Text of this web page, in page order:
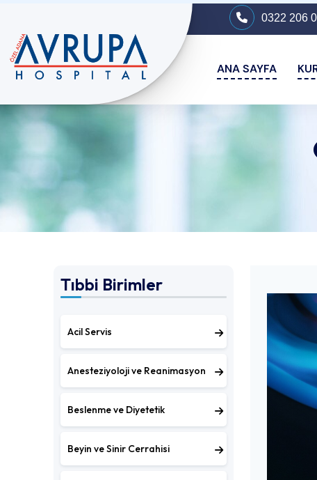
0322 206
ANA SAYFA
Tıbbi Birimler
Acil Servis
Anesteziyoloji ve Reanimasyon
Beslenme ve Diyetetik
Beyin ve Sinir Cerrahisi